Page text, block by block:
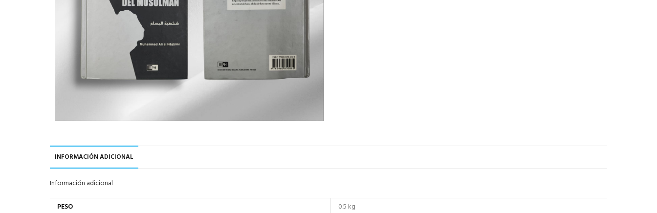
INFORMACIÓN ADICIONAL
Información adicional
PESO
0.5 kg